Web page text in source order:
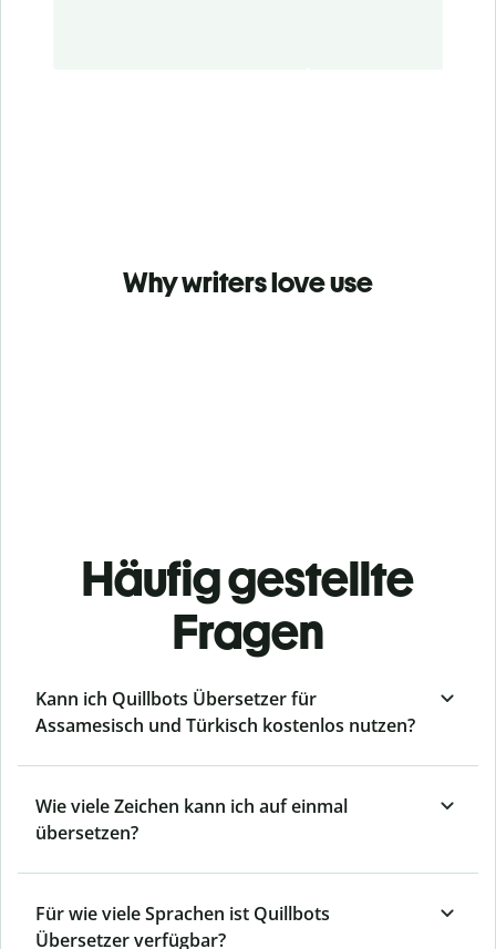
Why writers love use
Häufig gestellte
Fragen
Kann ich Quillbots Übersetzer für
Assamesisch und Türkisch kostenlos nutzen?
Wie viele Zeichen kann ich auf einmal
übersetzen?
Für wie viele Sprachen ist Quillbots
Übersetzer verfügbar?